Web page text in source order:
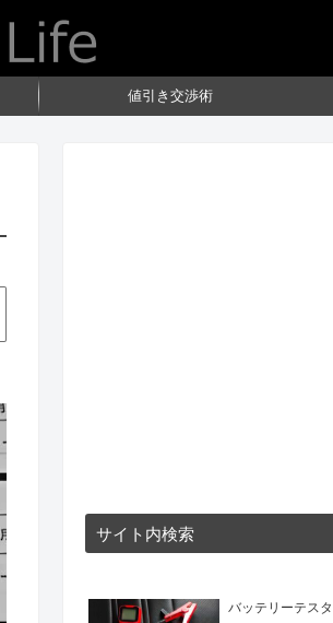
値引き交渉術
サイト内検索
バッテリーテス